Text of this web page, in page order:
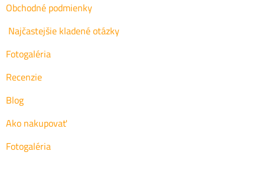
Obchodné podmienky
Najčastejšie kladené otázky
Fotogaléria
Recenzie
Blog
Ako nakupovať
Fotogaléria